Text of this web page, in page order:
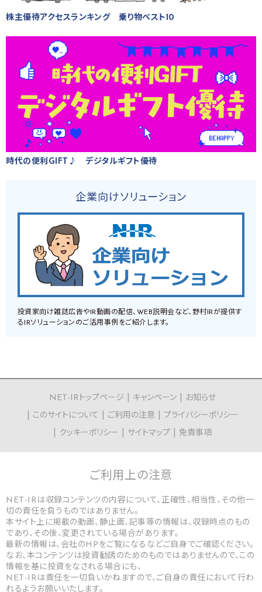
株主優待アクセスランキング 乗り物ベスト10
時代の便利GIFT♪ デジタルギフト優待
企業向けソリューション
投資家向け雑誌広告やIR動画の配信、WEB説明会など、野村IRが提供す
るIRソリューションのご活用事例をご紹介します。
NET-IRトップページ キャンペーン
お知らせ
このサイトについて
ご利用の注意
プライバシーポリシー
クッキーポリシー
サイトマップ 免責事項
ご利用上の注意
NET-IRは収録コンテンツの内容について、正確性、相当性、その他一
切の責任を負うものではありません。
本サイト上に掲載の動画、静止画、記事等の情報は、収録時点のもの
であり、その後、変更されている場合があります。
最新の情報は、会社のHPをご覧になるなどご自身でご確認ください。
なお、本コンテンツは投資勧誘のためのものではありませんので、この
情報を基に投資をなされる場合にも、
NET-IRは責任を一切負いかねますので、ご自身の責任において行わ
れるようお願いいたします。